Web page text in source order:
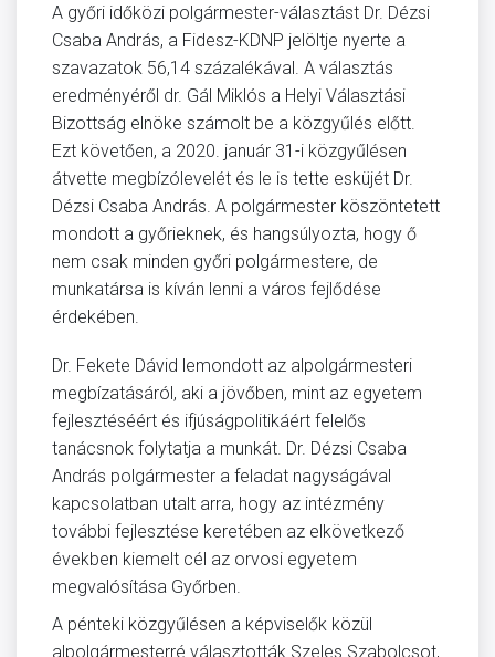
A győri időközi polgármester-választást Dr. Dézsi
Csaba András, a Fidesz-KDNP jelöltje nyerte a
szavazatok 56,14 százalékával. A választás
eredményéről dr. Gál Miklós a Helyi Választási
Bizottság elnöke számolt be a közgyűlés előtt.
Ezt követően, a 2020. január 31-i közgyűlésen
átvette megbízólevelét és le is tette esküjét Dr.
Dézsi Csaba András. A polgármester köszöntetett
mondott a győrieknek, és hangsúlyozta, hogy ő
nem csak minden győri polgármestere, de
munkatársa is kíván lenni a város fejlődése
érdekében.
Dr. Fekete Dávid lemondott az alpolgármesteri
megbízatásáról, aki a jövőben, mint az egyetem
fejlesztéséért és ifjúságpolitikáért felelős
tanácsnok folytatja a munkát. Dr. Dézsi Csaba
András polgármester a feladat nagyságával
kapcsolatban utalt arra, hogy az intézmény
további fejlesztése keretében az elkövetkező
években kiemelt cél az orvosi egyetem
megvalósítása Győrben.
A pénteki közgyűlésen a képviselők közül
alpolgármesterré választották Szeles Szabolcsot,